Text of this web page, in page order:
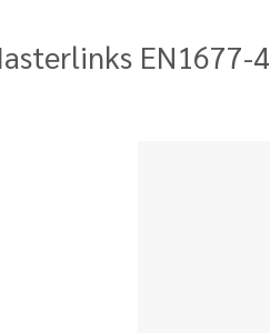
EN1677-4